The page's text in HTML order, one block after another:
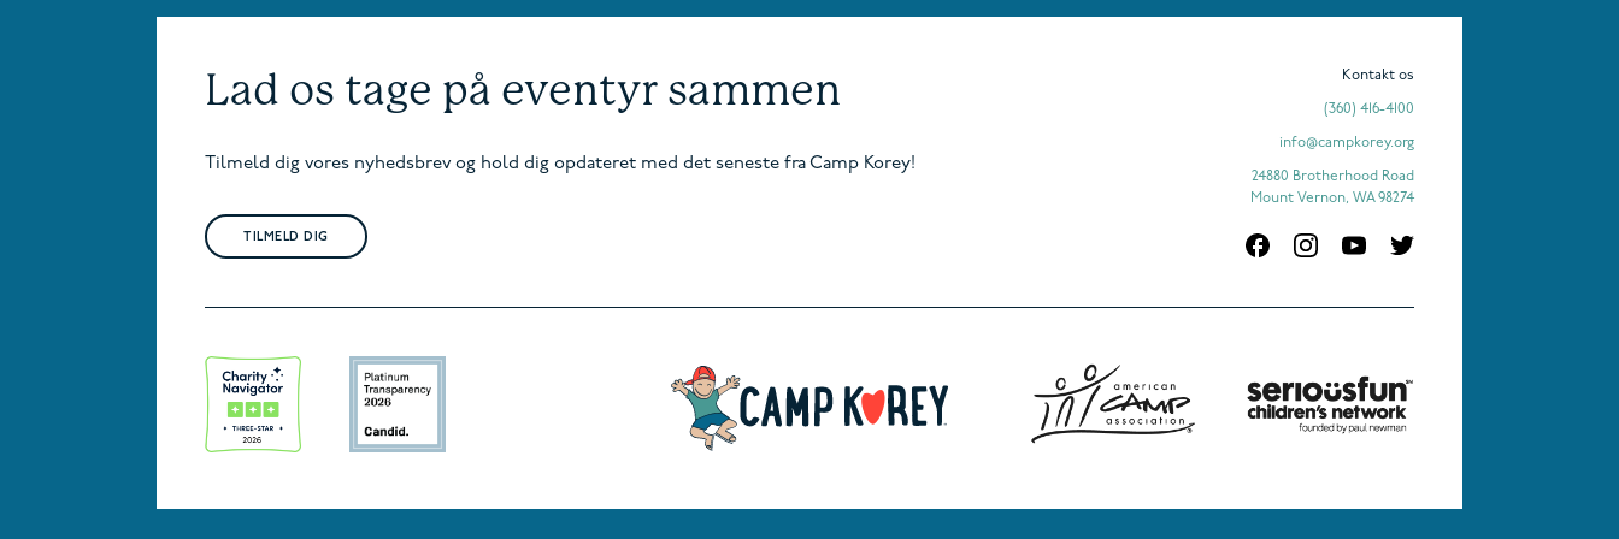
Lad os tage på eventyr sammen
Tilmeld dig vores nyhedsbrev og hold dig opdateret med det seneste fra Camp Korey!
TILMELD DIG
Kontakt os
(360) 416-4100
info@campkorey.org
24880 Brotherhood Road
Mount Vernon, WA 98274